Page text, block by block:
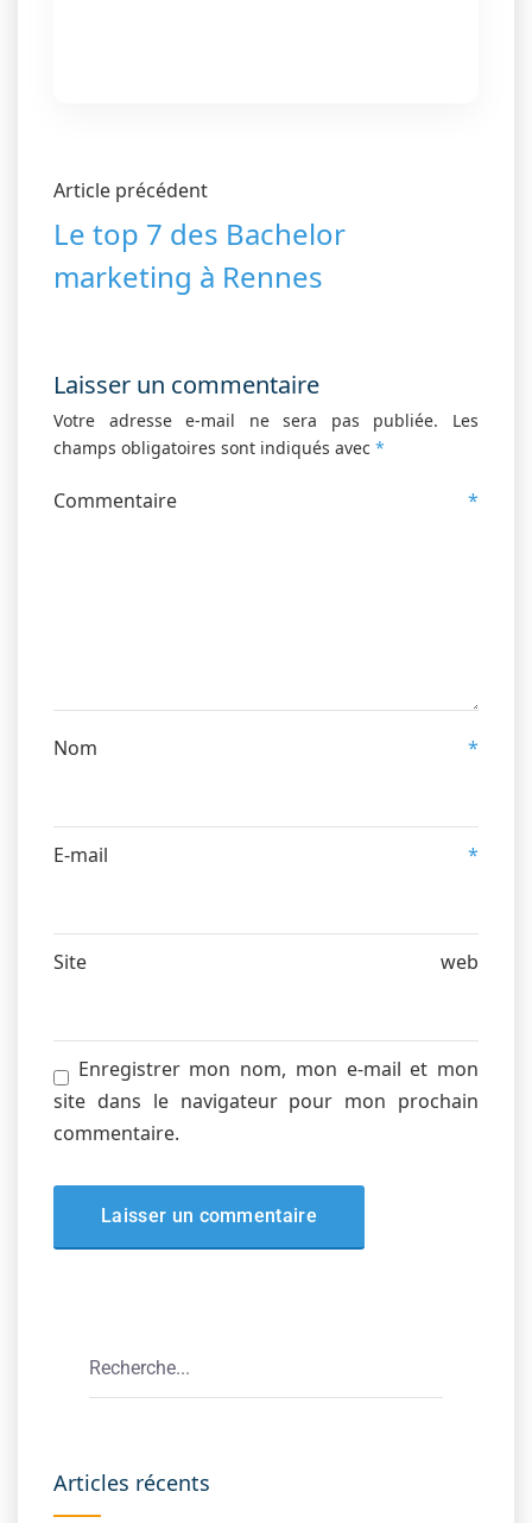
Article précédent
Le top 7 des Bachelor
marketing à Rennes
Laisser un commentaire
Votre adresse e-mail ne sera pas publiée.
Les
champs obligatoires sont indiqués avec *
Commentaire *
Nom *
E-mail *
Site web
Enregistrer mon nom, mon e-mail et mon
site dans le navigateur pour mon prochain
commentaire.
Articles récents